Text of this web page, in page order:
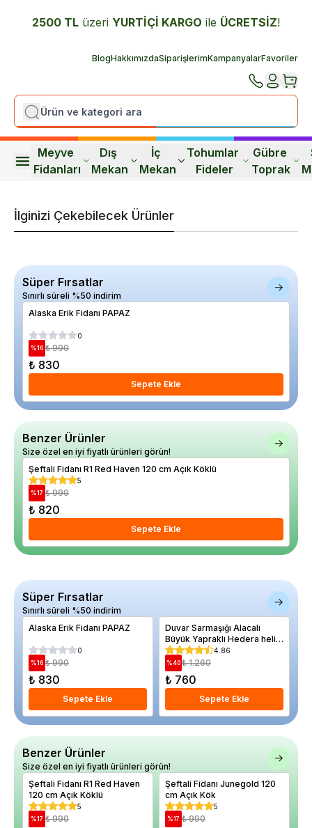
2500 TL üzeri YURTİÇİ KARGO ile ÜCRETSİZ!
BlogHakkımızdaSiparişlerimKampanyalarFavoriler
Meyve
Fidanları
Dış
Mekan
İç
Mekan
Tohumlar
Fideler
Gübre
Toprak
İlginizi Çekebilecek Ürünler
Süper Fırsatlar
Sınırlı süreli %50 indirim
Alaska Erik Fidanı PAPAZ
0
%16 ₺ 990
₺ 830
Sepete Ekle
Benzer Ürünler
Size özel en iyi fiyatlı ürünleri görün!
Şeftali Fidanı R1 Red Haven 120 cm Açık Köklü
5
%17 ₺ 990
₺ 820
Sepete Ekle
Süper Fırsatlar
Sınırlı süreli %50 indirim
Alaska Erik Fidanı PAPAZ
0
%16 ₺ 990
₺ 830
Sepete Ekle
Duvar Sarmaşığı Alacalı
Büyük Yapraklı Hedera helix
Variegata 80 cm
4.86
%40 ₺ 1.260
₺ 760
Sepete Ekle
Benzer Ürünler
Size özel en iyi fiyatlı ürünleri görün!
Şeftali Fidanı R1 Red Haven
120 cm Açık Köklü
5
%17 ₺ 990
Şeftali Fidanı Junegold 120
cm Açık Kök
5
%17 ₺ 990